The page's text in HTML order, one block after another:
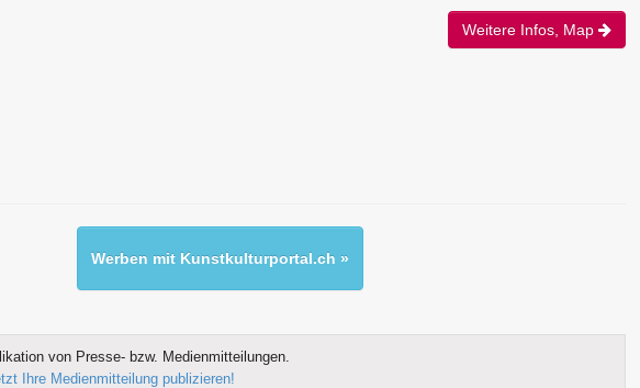
Weitere Infos, Map
Werben mit Kunstkulturportal.ch »
von Presse- bzw. Medienmitteilungen.
Ihre Medienmitteilung publizieren!